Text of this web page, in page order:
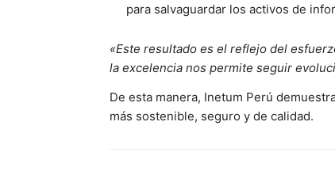
para salvaguardar los activos de
«Este resultado es el reflejo del
la excelencia nos permite seguir
De esta manera, Inetum Perú
más sostenible, seguro y de calidad.